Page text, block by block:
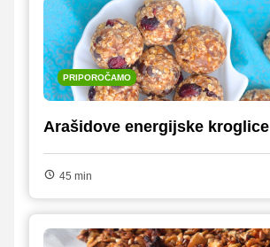
PRIPOROČAMO
Arašidove energijske kroglice
45 min